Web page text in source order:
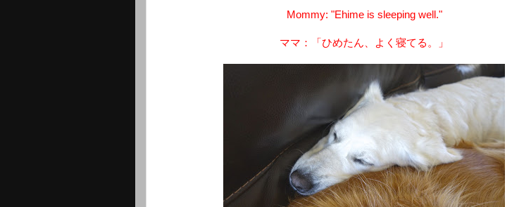
Mommy: "Ehime is sleeping well."
ママ：「ひめたん、よく寝てる。」